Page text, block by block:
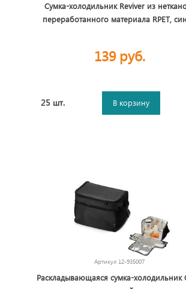
Сумка-холодильник Reviver из
переработанного материала RPET,
139 руб.
25 шт. В корзину
Артикул 12-935007
Раскладывающаяся сумка-холодильник